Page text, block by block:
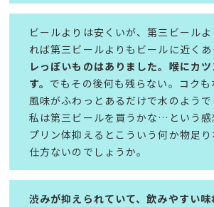
ビールよりは安くいが、第三ビール
れば第三ビールよりもビールに近くあ
レっぽいものはありました。喉にカ
す。 でもその後何も残らない。コクも
風味がふわっとあるだけで水のよう
私は第三ビールを買うかな…という感
プリン体抑えるとこういう何か物足
仕方ないのでしょうか。
渋みが抑えられていて、飲みやすい味